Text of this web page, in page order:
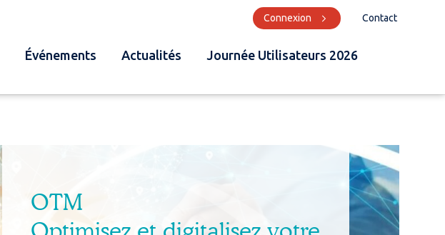
Événements Actualités Journée Utilisateurs 2026
Connexion Contact
OTM